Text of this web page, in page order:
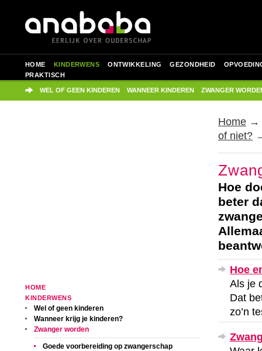
HOME KINDERWENS ONTWIKKELING GEZONDHEID
PRAKTISCH
WEL OF GEEN KINDEREN WANNEER KINDEREN ZWANGER
HOME
KINDERWENS
Wel of geen kinderen
Wanneer krijg je kinderen?
Zwanger worden
Goede voorbereiding op zwangerschap
Home →
of niet?
Hoe
beter
Hoe
Als je
Dat
zo’n